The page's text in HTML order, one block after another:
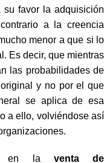
favor la adquisición
a la creencia
menor a que si lo
Es decir, que mientras
las probabilidades de
y no por el que
se aplica de esa
a ello, volviéndose así
en la venta de